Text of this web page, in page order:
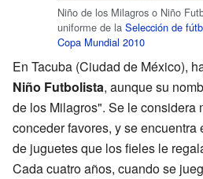
Niño de los Milagros o Niño
uniforme de la Selección de
Copa Mundial 2010
En Tacuba (Ciudad de México),
Niño Futbolista, aunque su
de los Milagros". Se le considera
conceder favores, y se
de juguetes que los fieles le
Cada cuatro años, cuando se